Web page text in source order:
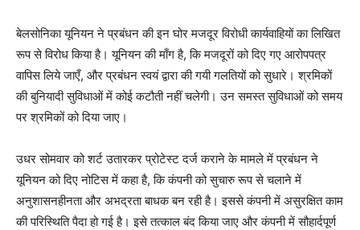
बेलसोनिका यूनियन ने प्रबंधन की इन घोर मजदूर विरोधी कार्यवाहियों का लिखित
रूप से विरोध किया है। यूनियन की माँग है, कि मजदूरों को दिए गए आरोपपत्र
वापिस लिये जाएँ, और प्रबंधन स्वयं द्वारा की गयी गलतियों को सुधारे। श्रमिकों
की बुनियादी सुविधाओं में कोई कटौती नहीं चलेगी। उन समस्त सुविधाओं को समय
पर श्रमिकों को दिया जाए।
उधर सोमवार को शर्ट उतारकर प्रोटेस्ट दर्ज कराने के मामले में प्रबंधन ने
यूनियन को दिए नोटिस में कहा है, कि कंपनी को सुचारु रूप से चलाने में
अनुशासनहीनता और अभद्रता बाधक बन रही है। इससे कंपनी में असुरक्षित काम
की परिस्थिति पैदा हो गई है। इसे तत्काल बंद किया जाए और कंपनी में सौहार्दपूर्ण